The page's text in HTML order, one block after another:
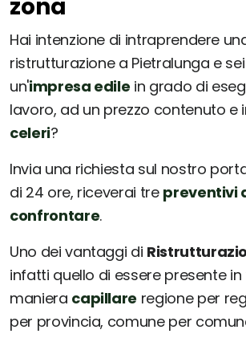
zona
Hai intenzione di intraprendere
ristrutturazione a Pietralunga e
un'impresa edile in grado di
lavoro, ad un prezzo contenuto e
celeri?
Invia una richiesta sul nostro
di 24 ore, riceverai tre preventivi
confrontare.
Uno dei vantaggi di
infatti quello di essere presente
maniera capillare regione per
per provincia, comune per